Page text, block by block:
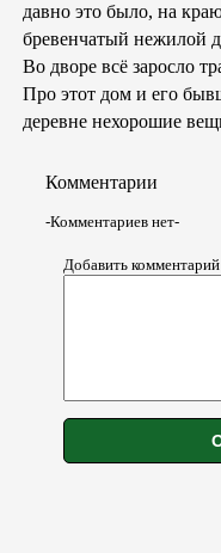
давно это было, на
бревенчатый нежилой
Во дворе всё заросло
Про этот дом и его
деревне нехорошие
Комментарии
-Комментариев нет-
Добавить комментарий